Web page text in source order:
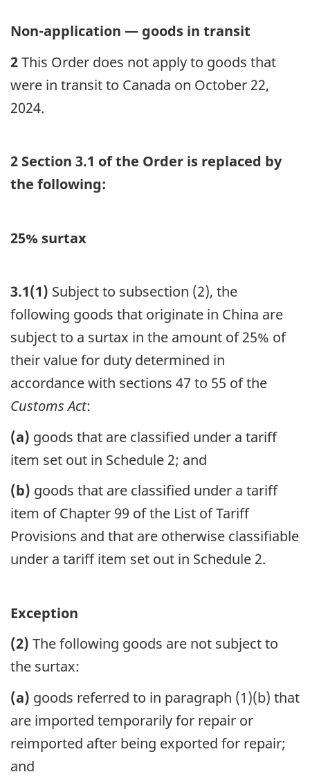
Non-application — goods in transit
2This Order does not apply to goods that
were in transit to Canada on October 22,
2024.
2 Section 3.1 of the Order is replaced by
the following:
25% surtax
3.1(1) Subject to subsection (2), the
following goods that originate in China are
subject to a surtax in the amount of 25% of
their value for duty determined in
accordance with sections 47 to 55 of the
Customs Act:
(a) goods that are classified under a tariff
item set out in Schedule 2; and
(b) goods that are classified under a tariff
item of Chapter 99 of the List of Tariff
Provisions and that are otherwise classifiable
under a tariff item set out in Schedule 2.
Exception
(2) The following goods are not subject to
the surtax:
(a) goods referred to in paragraph (1)(b) that
are imported temporarily for repair or
reimported after being exported for repair;
and